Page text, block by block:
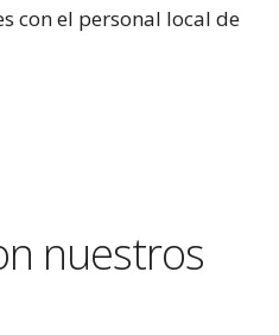
con el personal local de
nuestros